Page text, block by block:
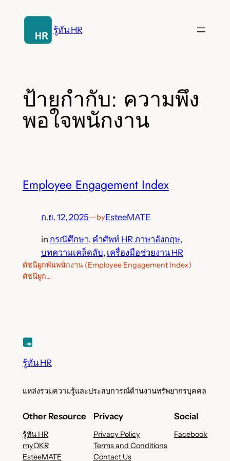
รู้ทัน HR
ป้ายกำกับ: ความพึง
พอใจพนักงาน
Employee Engagement Index
ก.ย. 12, 2025—byEsteeMATE
in กรณีศึกษา, คำศัพท์ HR ภาษาอังกฤษ
บทความเคล็ดลับ, เครื่องมือช่วยงาน HR
ดัชนีผูกพันพนักงาน (Employee Engagement Index)
ดัชนีผูก…
รู้ทัน HR
แหล่งรวมความรู้และประสบการณ์ด้านงานทรัพยากรบุคคล
Other Resource
รู้ทัน HR
myOKR
EsteeMATE
Privacy
Privacy Policy
Terms and Conditions
Contact Us
Social
Facebook